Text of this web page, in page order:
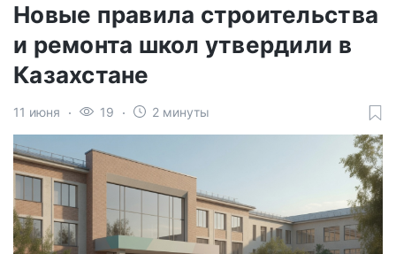
Новые правила строительства
и ремонта школ утвердили в
Казахстане
11 июня 19 2 минуты